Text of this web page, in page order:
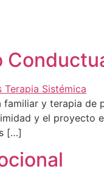
y terapia de
y el proyecto
[…]